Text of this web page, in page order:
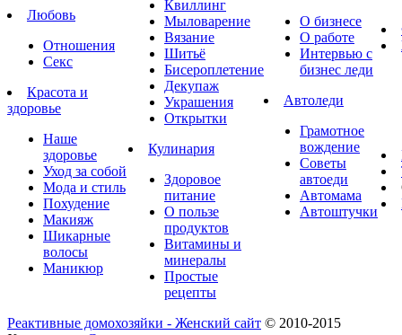
Любовь
Отношения
Секс
Красота и
здоровье
Наше
здоровье
Уход за собой
Мода и стиль
Похудение
Макияж
Шикарные
волосы
Маникюр
Квиллинг
Мыловарение
Вязание
Шитьё
Бисероплетение
Декупаж
Украшения
Открытки
Кулинария
Здоровое
питание
О пользе
продуктов
Витамины и
минералы
Простые
рецепты
О бизнесе
О работе
Интервью с
бизнес леди
Автоледи
Грамотное
вождение
Советы
автоеди
Автомама
Автоштучки
Реактивные домохозяйки - Женский сайт © 2010-2015